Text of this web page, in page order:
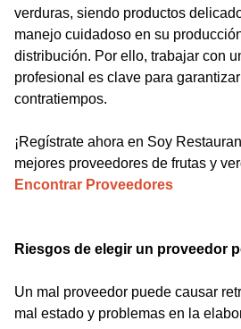
verduras, siendo productos
manejo cuidadoso en su
distribución. Por ello, trabajar con
profesional es clave para
contratiempos.
¡Regístrate ahora en Soy
mejores proveedores de frutas y
Encontrar Proveedores
Riesgos de elegir un proveedor
Un mal proveedor puede causar
mal estado y problemas en la